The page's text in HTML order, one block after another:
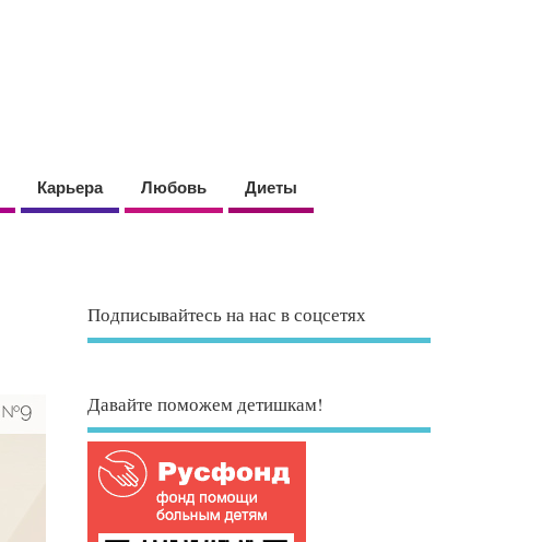
Карьера Любовь Диеты
Подписывайтесь на нас в соцсетях
Давайте поможем детишкам!